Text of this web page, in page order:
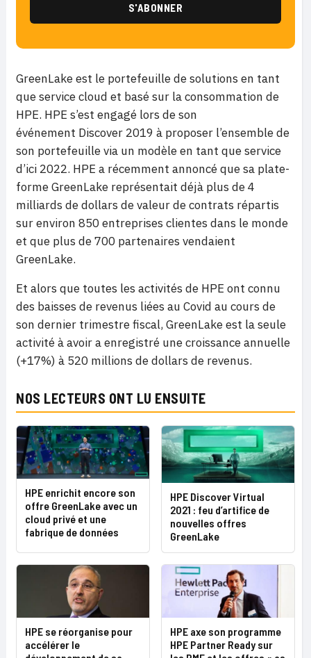
GreenLake est le portefeuille de solutions en tant
que service cloud et basé sur la consommation de
HPE. HPE s’est engagé lors de son
événement Discover 2019 à proposer l’ensemble de
son portefeuille via un modèle en tant que service
d’ici 2022. HPE a récemment annoncé que sa plate-
forme GreenLake représentait déjà plus de 4
milliards de dollars de valeur de contrats répartis
sur environ 850 entreprises clientes dans le monde
et que plus de 700 partenaires vendaient
GreenLake.
Et alors que toutes les activités de HPE ont connu
des baisses de revenus liées au Covid au cours de
son dernier trimestre fiscal, GreenLake est la seule
activité à avoir a enregistré une croissance annuelle
(+17%) à 520 millions de dollars de revenus.
NOS LECTEURS ONT LU ENSUITE
HPE enrichit encore son
offre GreenLake avec un
cloud privé et une
fabrique de données
HPE Discover Virtual
2021 : feu d’artifice de
nouvelles offres
GreenLake
HPE se réorganise pour
accélérer le
HPE axe son programme
HPE Partner Ready sur